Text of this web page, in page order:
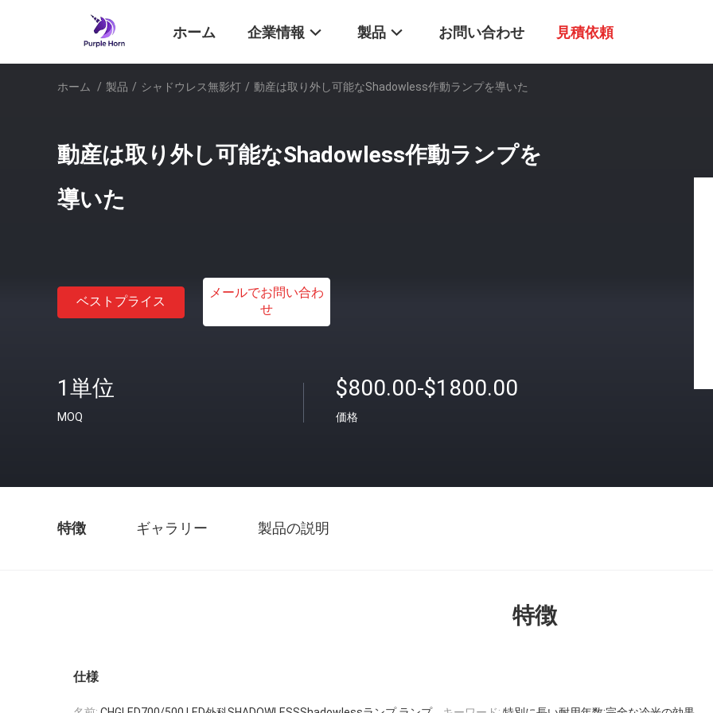
ホーム 企業情報 製品 お問い合わせ 見積依頼
ホーム / 製品 / シャドウレス無影灯 / 動産は取り外し可能なShadowless作動ランプを導いた
動産は取り外し可能なShadowless作動ランプを
導いた
ベストプライス
メールでお問い合わ
せ
1単位
MOQ
$800.00-$1800.00
価格
特徴 ギャラリー 製品の説明
特徴
仕様